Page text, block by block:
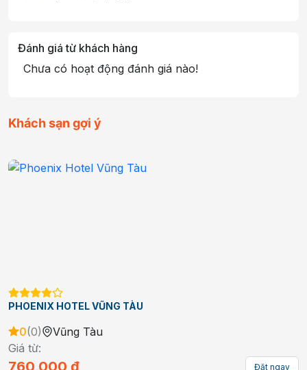
Đánh giá từ khách hàng
Chưa có hoạt động đánh giá nào!
Khách sạn gợi ý
TÀU
800,000đ